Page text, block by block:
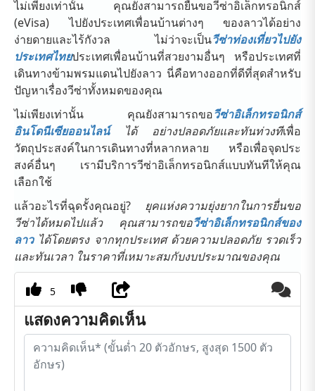
ไม่เพียงเท่านั้น คุณยังสามารถยื่นขอวีซ่าอิเล็กทรอนิกส์
(eVisa) ไปยังประเทศเพื่อนบ้านต่างๆ ของลาวได้อย่าง
ง่ายดายและไร้กังวล ไม่ว่าจะเป็นวีซ่าท่องเที่ยวไปยัง
ประเทศไทยประเทศเพื่อนบ้านที่สวยงามอื่นๆ หรือประเทศที่
เดินทางข้ามพรมแดนไปยังลาว นี่คือทางออกที่ดีที่สุดสำหรับ
ปัญหาเรื่องวีซ่าทั้งหมดของคุณ
ไม่เพียงเท่านั้น คุณยังสามารถขอวีซ่าอิเล็กทรอนิกส์
อินโดนีเซียออนไลน์ได้ อย่างปลอดภัยและทันท่วงทีเพื่อ
วัตถุประสงค์ในการเดินทางที่หลากหลาย หรือเพื่อจุดประ
สงค์อื่นๆ เรามีบริการวีซ่าอิเล็กทรอนิกส์แบบทันทีให้คุณ
เลือกใช้
แล้วอะไรที่ฉุดรั้งคุณอยู่? ยุคแห่งความยุ่งยากในการยื่นขอ
วีซ่าได้หมดไปแล้ว คุณสามารถขอวีซ่าอิเล็กทรอนิกส์ของ
ลาวได้โดยตรง จากทุกประเทศ ด้วยความปลอดภัย รวดเร็ว
และทันเวลา ในราคาที่เหมาะสมกับงบประมาณของคุณ
5
แสดงความคิดเห็น